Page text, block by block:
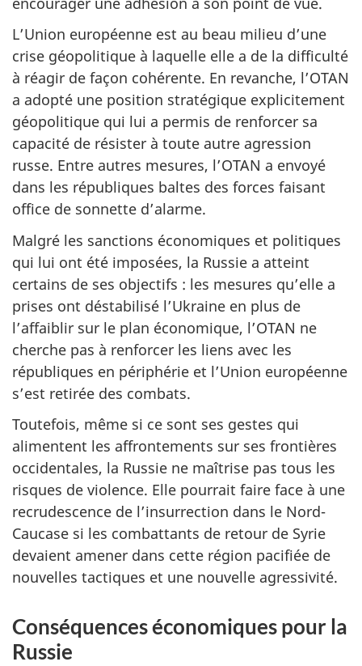
L’Union européenne est au beau milieu d’une
crise géopolitique à laquelle elle a de la difficulté
à réagir de façon cohérente. En revanche, l’OTAN
a adopté une position stratégique explicitement
géopolitique qui lui a permis de renforcer sa
capacité de résister à toute autre agression
russe. Entre autres mesures, l’OTAN a envoyé
dans les républiques baltes des forces faisant
office de sonnette d’alarme.
Malgré les sanctions économiques et politiques
qui lui ont été imposées, la Russie a atteint
certains de ses objectifs : les mesures qu’elle a
prises ont déstabilisé l’Ukraine en plus de
l’affaiblir sur le plan économique, l’OTAN ne
cherche pas à renforcer les liens avec les
républiques en périphérie et l’Union européenne
s’est retirée des combats.
Toutefois, même si ce sont ses gestes qui
alimentent les affrontements sur ses frontières
occidentales, la Russie ne maîtrise pas tous les
risques de violence. Elle pourrait faire face à une
recrudescence de l’insurrection dans le Nord-
Caucase si les combattants de retour de Syrie
devaient amener dans cette région pacifiée de
nouvelles tactiques et une nouvelle agressivité.
Conséquences économiques pour la
Russie